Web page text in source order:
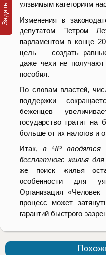
уязвимым категориям
Изменения в
депутатом Петром
парламентом в конце
цель — создать
даже чехи не
пособия.
По словам властей,
поддержки
беженцев
государство тратит
больше от их налогов и
Итак, в ЧР вводятся
бесплатного жилья для
же поиск жилья
особенности для
Организация
процесс может
гарантий быстрого